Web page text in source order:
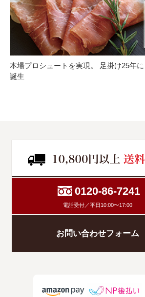
本場プロシュートを実現。 足掛け25年に
誕生
0120-86-7241
電話受付／平日10:00〜17:00
お問い合わせフォーム